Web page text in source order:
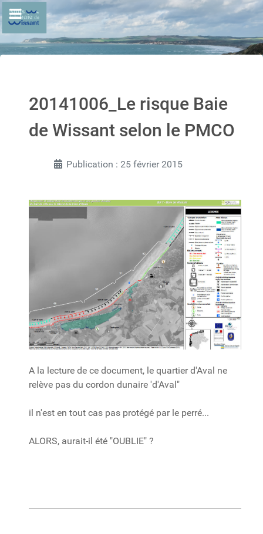
20141006_Le risque Baie
de Wissant selon le PMCO
Publication : 25 février 2015
A la lecture de ce document, le quartier d'Aval ne
relève pas du cordon dunaire 'd'Aval"
il n'est en tout cas pas protégé par le perré...
ALORS, aurait-il été "OUBLIE" ?